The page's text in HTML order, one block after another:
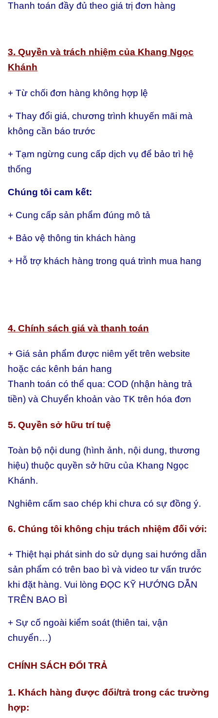
Thanh toán đầy đủ theo giá trị đơn hàng
3. Quyền và trách nhiệm của Khang Ngọc
Khánh
+ Từ chối đơn hàng không hợp lệ
+ Thay đổi giá, chương trình khuyến mãi mà
không cần báo trước
+ Tạm ngừng cung cấp dịch vụ để bảo trì hệ
thống
Chúng tôi cam kết:
+ Cung cấp sản phẩm đúng mô tả
+ Bảo vệ thông tin khách hàng
+ Hỗ trợ khách hàng trong quá trình mua hang
4. Chính sách giá và thanh toán
+ Giá sản phẩm được niêm yết trên website
hoặc các kênh bán hang
Thanh toán có thể qua: COD (nhận hàng trả
tiền) và Chuyển khoản vào TK trên hóa đơn
5. Quyền sở hữu trí tuệ
Toàn bộ nội dung (hình ảnh, nội dung, thương
hiệu) thuộc quyền sở hữu của Khang Ngọc
Khánh.
Nghiêm cấm sao chép khi chưa có sự đồng ý.
6. Chúng tôi không chịu trách nhiệm đối với:
+ Thiệt hại phát sinh do sử dụng sai hướng dẫn
sản phẩm có trên bao bì và video tư vấn trước
khi đặt hàng. Vui lòng ĐỌC KỸ HƯỚNG DẪN
TRÊN BAO BÌ
+ Sự cố ngoài kiểm soát (thiên tai, vận
chuyển…)
CHÍNH SÁCH ĐỔI TRẢ
1. Khách hàng được đổi/trả trong các trường
hợp: